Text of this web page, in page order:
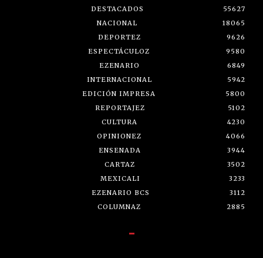
DESTACADOS
55627
NACIONAL
18065
DEPORTEZ
9626
ESPECTÁCULOZ
9580
EZENARIO
6849
INTERNACIONAL
5942
EDICIÓN IMPRESA
5800
REPORTAJEZ
5102
CULTURA
4230
OPINIONEZ
4066
ENSENADA
3944
CARTAZ
3502
MEXICALI
3233
EZENARIO BCS
3112
COLUMNAZ
2885
-